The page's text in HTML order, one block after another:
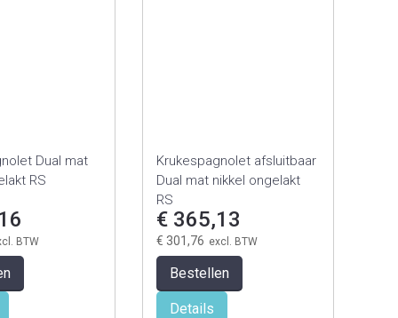
Dual mat
RS
Krukespagnolet afsluitbaar
Dual mat nikkel ongelakt
RS
€ 365,13
€ 301,76
Bestellen
Details